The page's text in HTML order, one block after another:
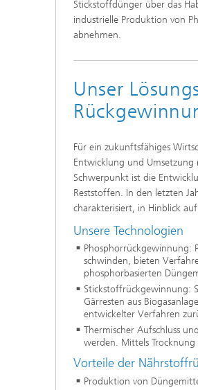
Stickstoffdünger über das
industrielle Produktion von
abnehmen.
Unser
Für ein zukunftsfähiges
Entwicklung und Umsetzung
Schwerpunkt ist die
Reststoffen. In den letzten
charakterisiert, in Hinblick
Unsere Technologien
Phosphorrückgewinnung:
schwinden, bieten
phosphorbasierten
Stickstoffrückgewinnung:
Gärresten aus
entwickelter Verfahren
Thermischer Aufschluss
werden. Mittels Trocknung
Vorteile der
Produktion von